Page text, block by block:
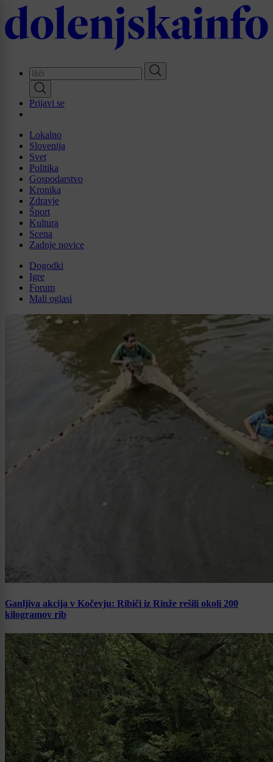
Skip
to
main
Prijavi se
Lokalno
Slovenija
Svet
Politika
Gospodarstvo
Kronika
Zdravje
Šport
Kultura
Scena
Zadnje novice
Dogodki
Igre
Forum
Mali oglasi
Ganljiva akcija v Kočevju: Ribiči iz Rinže rešili okoli 200
kilogramov rib